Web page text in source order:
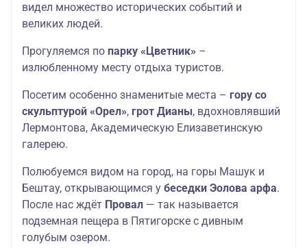
видел множество исторических событий и
великих людей.
Прогуляемся по парку «Цветник» –
излюбленному месту отдыха туристов.
Посетим особенно знаменитые места – гору со
скульптурой «Орел», грот Дианы, вдохновлявший
Лермонтова, Академическую Елизаветинскую
галерею.
Полюбуемся видом на город, на горы Машук и
Бештау, открывающимся у беседки Эолова арфа.
После нас ждёт Провал — так называется
подземная пещера в Пятигорске с дивным
голубым озером.